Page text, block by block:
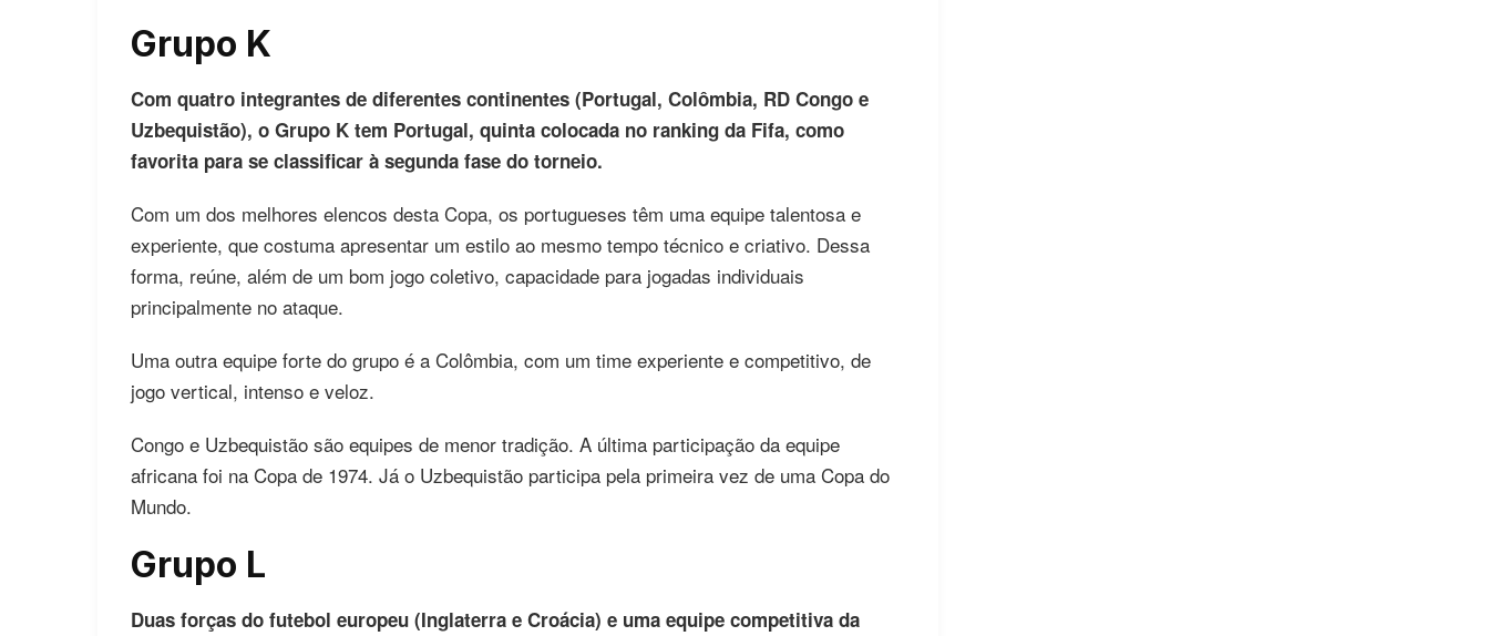
Grupo K
Com quatro integrantes de diferentes continentes (Portugal, Colômbia, RD Congo e
Uzbequistão), o Grupo K tem Portugal, quinta colocada no ranking da Fifa, como
favorita para se classificar à segunda fase do torneio.
Com um dos melhores elencos desta Copa, os portugueses têm uma equipe talentosa e
experiente, que costuma apresentar um estilo ao mesmo tempo técnico e criativo. Dessa
forma, reúne, além de um bom jogo coletivo, capacidade para jogadas individuais
principalmente no ataque.
Uma outra equipe forte do grupo é a Colômbia, com um time experiente e competitivo, de
jogo vertical, intenso e veloz.
Congo e Uzbequistão são equipes de menor tradição. A última participação da equipe
africana foi na Copa de 1974. Já o Uzbequistão participa pela primeira vez de uma Copa do
Mundo.
Grupo L
Duas forças do futebol europeu (Inglaterra e Croácia) e uma equipe competitiva da